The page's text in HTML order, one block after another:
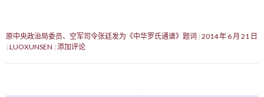
原中央政治局委员、空军司令张廷发为《中华罗氏通谱》题词 2014 年 6 月 21 日
LUOXUNSEN 添加评论